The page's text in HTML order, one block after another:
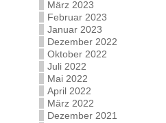
März 2023
Februar 2023
Januar 2023
Dezember 2022
Oktober 2022
Juli 2022
Mai 2022
April 2022
März 2022
Dezember 2021